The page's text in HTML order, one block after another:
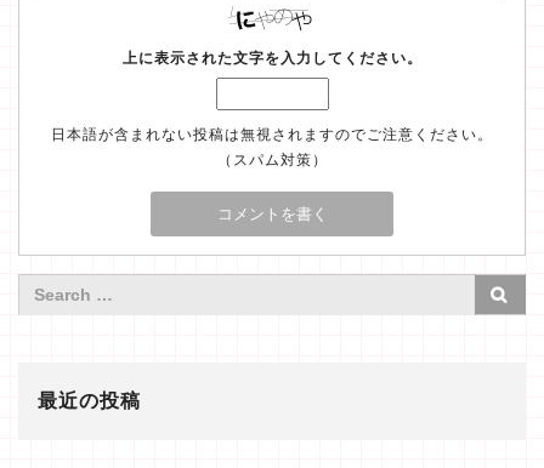
上に表示された文字を入力してください。
日本語が含まれない投稿は無視されますのでご注意ください。
（スパム対策）
最近の投稿